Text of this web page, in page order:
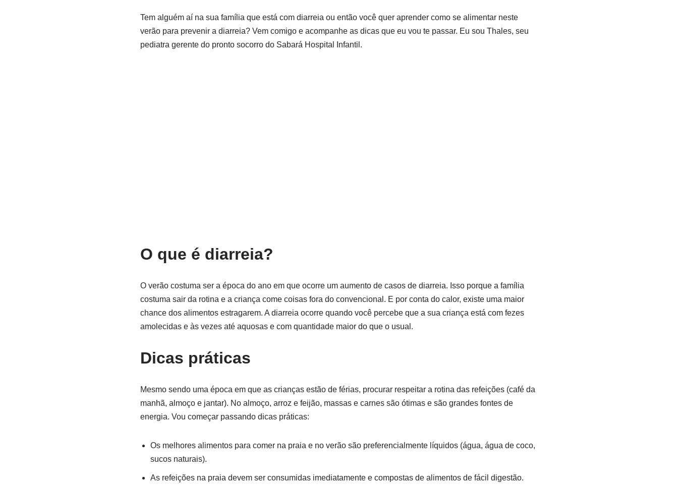
Tem alguém aí na sua família que está com diarreia ou então você quer aprender como se alimentar neste
verão para prevenir a diarreia? Vem comigo e acompanhe as dicas que eu vou te passar. Eu sou Thales, seu
pediatra gerente do pronto socorro do Sabará Hospital Infantil.
O que é diarreia?
O verão costuma ser a época do ano em que ocorre um aumento de casos de diarreia. Isso porque a família
costuma sair da rotina e a criança come coisas fora do convencional. E por conta do calor, existe uma maior
chance dos alimentos estragarem. A diarreia ocorre quando você percebe que a sua criança está com fezes
amolecidas e às vezes até aquosas e com quantidade maior do que o usual.
Dicas práticas
Mesmo sendo uma época em que as crianças estão de férias, procurar respeitar a rotina das refeições (café da
manhã, almoço e jantar). No almoço, arroz e feijão, massas e carnes são ótimas e são grandes fontes de
energia. Vou começar passando dicas práticas:
Os melhores alimentos para comer na praia e no verão são preferencialmente líquidos (água, água de coco,
sucos naturais).
As refeições na praia devem ser consumidas imediatamente e compostas de alimentos de fácil digestão.